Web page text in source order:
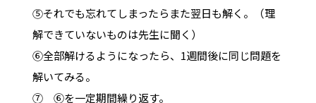
⑤それでも忘れてしまったらまた翌日も解く。（理
解できていないものは先生に聞く）
⑥全部解けるようになったら、1週間後に同じ問題を
解いてみる。
⑦ ⑥を一定期間繰り返す。